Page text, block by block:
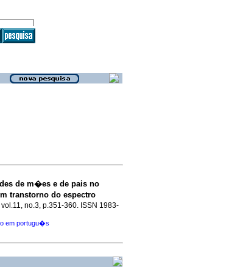
de m�es e de pais no
transtorno do espectro
no.3, p.351-360. ISSN 1983-
em portugu�s